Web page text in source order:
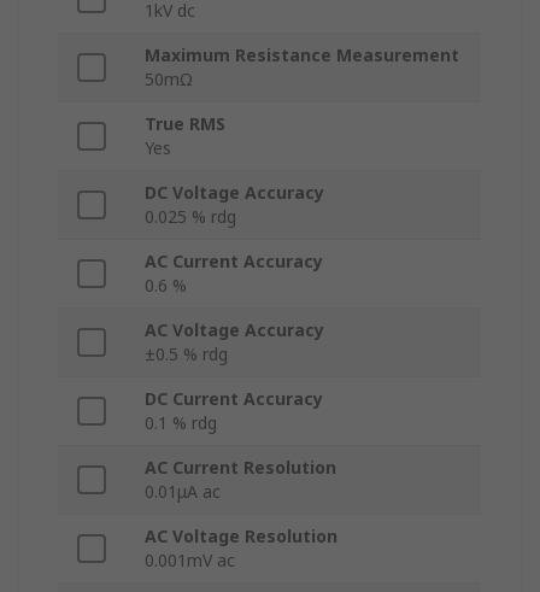
1kV dc
Maximum Resistance Measurement
50mΩ
True RMS
Yes
DC Voltage Accuracy
0.025 % rdg
AC Current Accuracy
0.6 %
AC Voltage Accuracy
±0.5 % rdg
DC Current Accuracy
0.1 % rdg
AC Current Resolution
0.01μA ac
AC Voltage Resolution
0.001mV ac